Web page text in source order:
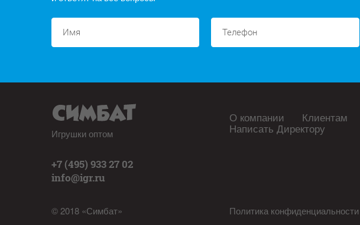
Игрушки оптом
+7 (495) 933 27 02
info@igr.ru
© 2018 «Симбат»
О компании Клиентам
Написать Директору
Политика конфиденциальности